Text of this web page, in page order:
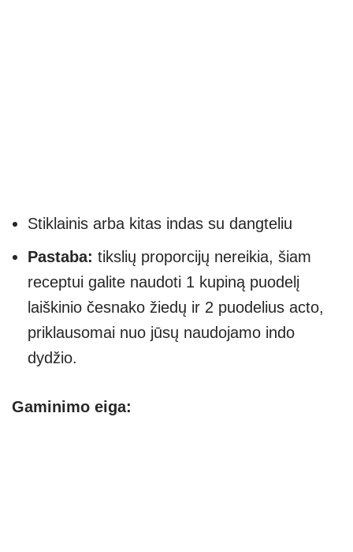
Stiklainis arba kitas indas su dangteliu
Pastaba: tikslių proporcijų nereikia, šiam
receptui galite naudoti 1 kupiną puodelį
laiškinio česnako žiedų ir 2 puodelius acto,
priklausomai nuo jūsų naudojamo indo
dydžio.
Gaminimo eiga: